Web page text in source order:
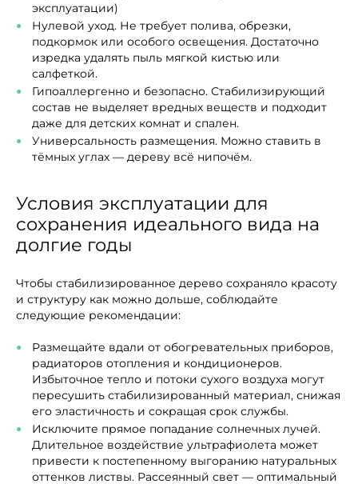
эксплуатации)
Нулевой уход. Не требует полива, обрезки,
подкормок или особого освещения. Достаточно
изредка удалять пыль мягкой кистью или
салфеткой.
Гипоаллергенно и безопасно. Стабилизирующий
состав не выделяет вредных веществ и подходит
даже для детских комнат и спален.
Универсальность размещения. Можно ставить в
тёмных углах — дереву всё нипочём.
Условия эксплуатации для
сохранения идеального вида на
долгие годы
Чтобы стабилизированное дерево сохраняло красоту
и структуру как можно дольше, соблюдайте
следующие рекомендации:
Размещайте вдали от обогревательных приборов,
радиаторов отопления и кондиционеров.
Избыточное тепло и потоки сухого воздуха могут
пересушить стабилизированный материал, снижая
его эластичность и сокращая срок службы.
Исключите прямое попадание солнечных лучей.
Длительное воздействие ультрафиолета может
привести к постепенному выгоранию натуральных
оттенков листвы. Рассеянный свет — оптимальный